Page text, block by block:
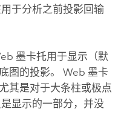
于分析之前投影回输
墨卡托用于显示（默
图的投影。 Web 墨卡
其是对于大条柱或极点
显示的一部分，并没